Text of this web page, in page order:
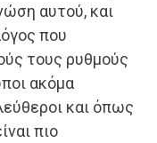
αυτού, και
που
τους ρυθμούς
ακόμα
και όπως
πιο